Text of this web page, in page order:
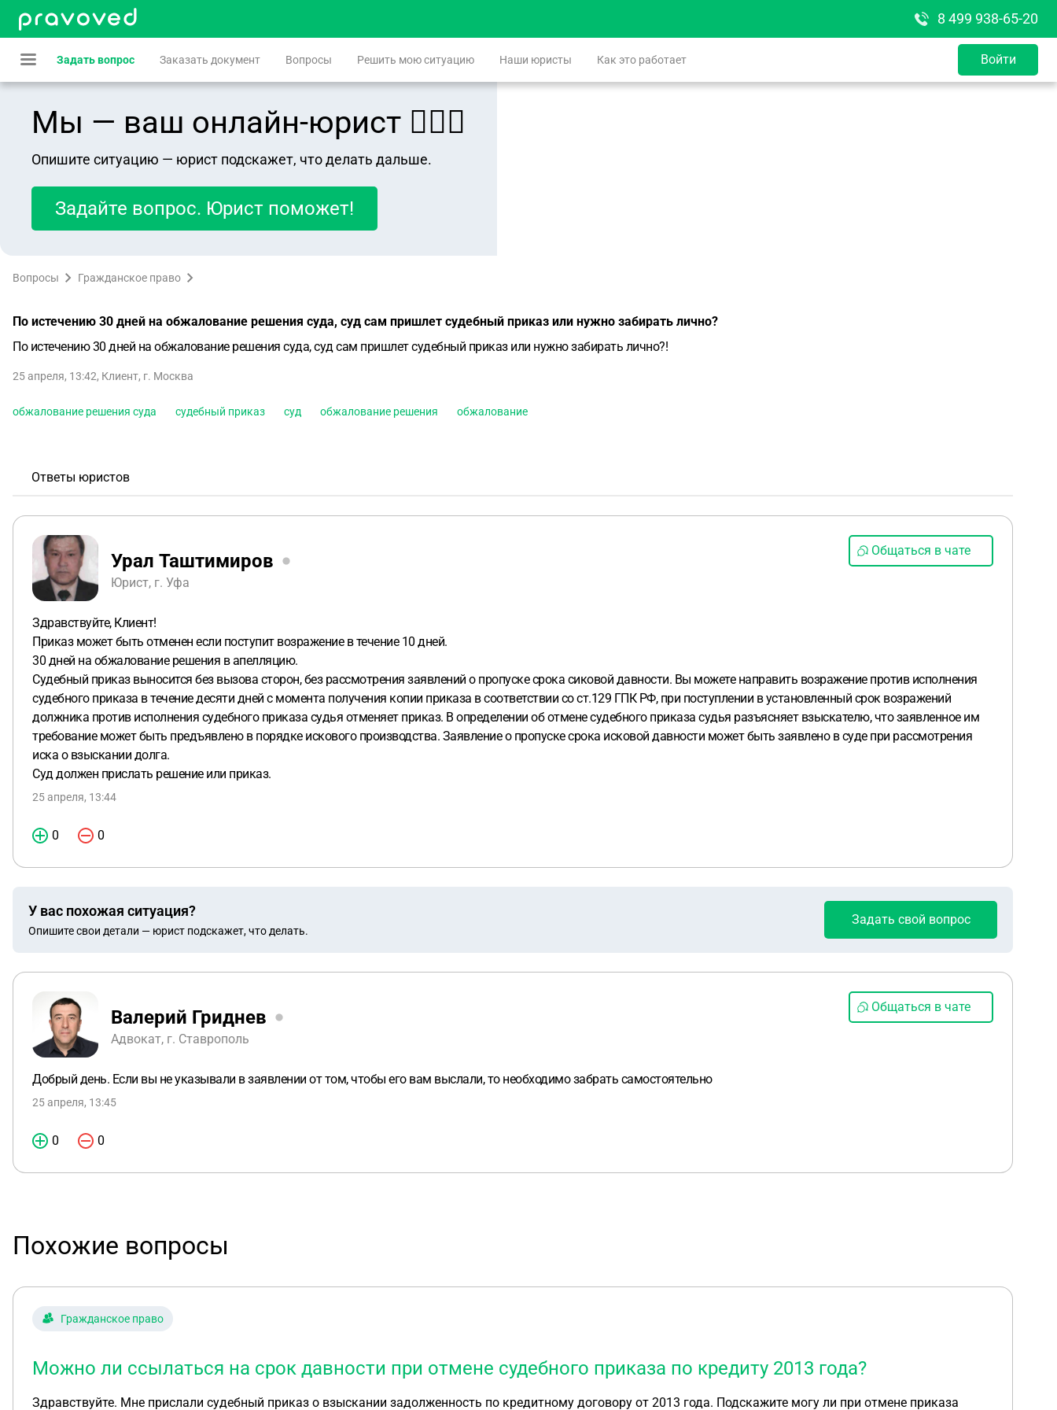
8 499 938-65-20
Задать вопрос Заказать документ Вопросы Решить мою ситуацию Наши юристы Как это работает Войти
Мы — ваш онлайн-юрист 👨🏻‍⚖️
Опишите ситуацию — юрист подскажет, что делать дальше.
Задайте вопрос. Юрист поможет!
Вопросы Гражданское право
По истечению 30 дней на обжалование решения суда, суд сам пришлет судебный приказ или нужно забирать лично?
По истечению 30 дней на обжалование решения суда, суд сам пришлет судебный приказ или нужно забирать лично?!
25 апреля, 13:42, Клиент, г. Москва
обжалование решения суда судебный приказ суд обжалование решения обжалование
Ответы юристов
Урал Таштимиров
Юрист, г. Уфа
Общаться в чате
Здравствуйте, Клиент!
Приказ может быть отменен если поступит возражение в течение 10 дней.
30 дней на обжалование решения в апелляцию.
Судебный приказ выносится без вызова сторон, без рассмотрения заявлений о пропуске срока сиковой давности. Вы можете направить возражение против исполнения
судебного приказа в течение десяти дней с момента получения копии приказа в соответствии со ст.129 ГПК РФ, при поступлении в установленный срок возражений
должника против исполнения судебного приказа судья отменяет приказ. В определении об отмене судебного приказа судья разъясняет взыскателю, что заявленное им
требование может быть предъявлено в порядке искового производства. Заявление о пропуске срока исковой давности может быть заявлено в суде при рассмотрения
иска о взыскании долга.
Суд должен прислать решение или приказ.
25 апреля, 13:44
0 0
У вас похожая ситуация?
Опишите свои детали — юрист подскажет, что делать.
Задать свой вопрос
Валерий Гриднев
Адвокат, г. Ставрополь
Общаться в чате
Добрый день. Если вы не указывали в заявлении от том, чтобы его вам выслали, то необходимо забрать самостоятельно
25 апреля, 13:45
0 0
Похожие вопросы
Гражданское право
Можно ли ссылаться на срок давности при отмене судебного приказа по кредиту 2013 года?
Здравствуйте. Мне прислали судебный приказ о взыскании задолженность по кредитному договору от 2013 года. Подскажите могу ли при отмене приказа